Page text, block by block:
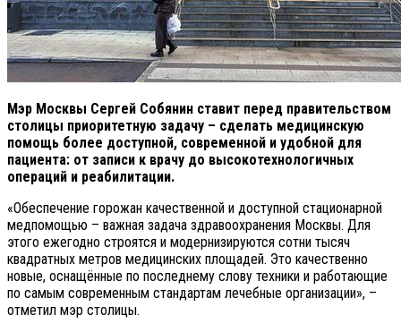
Мэр Москвы Сергей Собянин ставит перед правительством
столицы приоритетную задачу – сделать медицинскую
помощь более доступной, современной и удобной для
пациента: от записи к врачу до высокотехнологичных
операций и реабилитации.
«Обеспечение горожан качественной и доступной стационарной
медпомощью – важная задача здравоохранения Москвы. Для
этого ежегодно строятся и модернизируются сотни тысяч
квадратных метров медицинских площадей. Это качественно
новые, оснащённые по последнему слову техники и работающие
по самым современным стандартам лечебные организации», –
отметил мэр столицы.